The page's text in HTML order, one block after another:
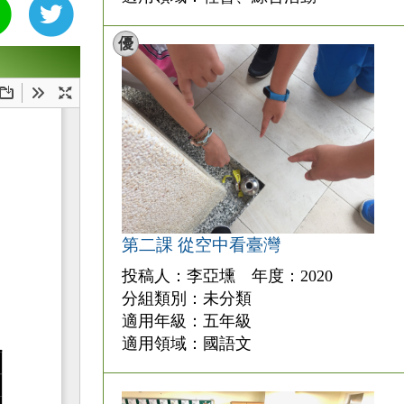
第二課 從空中看臺灣
優
投稿人：李亞壎 年度：2020
分組類別：未分類
適用年級：五年級
適用領域：國語文